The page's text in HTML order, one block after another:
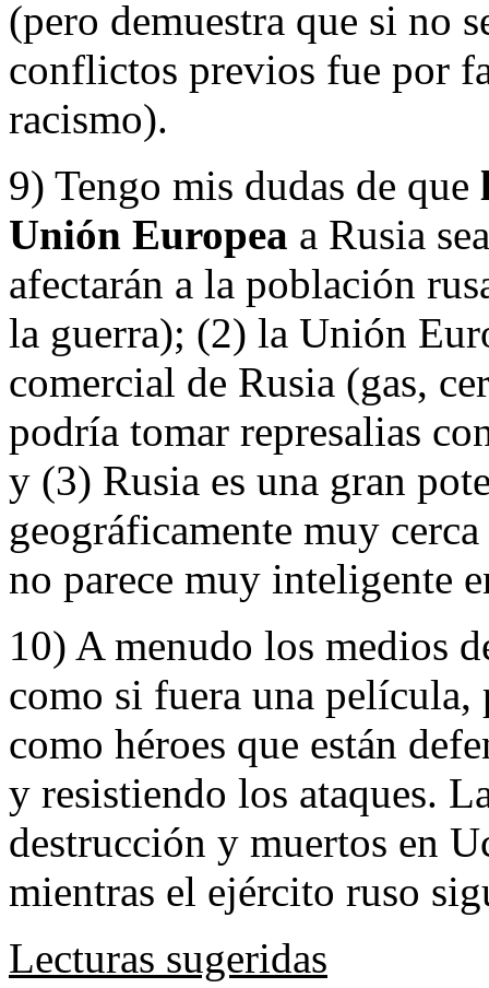
(pero demuestra que si no
conflictos previos fue por
racismo).
9) Tengo mis dudas de que
Unión Europea a Rusia
afectarán a la población
la guerra); (2) la Unión
comercial de Rusia (gas,
podría tomar represalias
y (3) Rusia es una gran
geográficamente muy
no parece muy inteligente
10) A menudo los medios
como si fuera una película,
como héroes que están
y resistiendo los ataques.
destrucción y muertos en
mientras el ejército ruso
Lecturas sugeridas